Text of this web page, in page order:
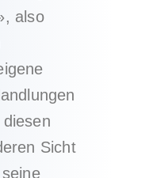
also
Sicht